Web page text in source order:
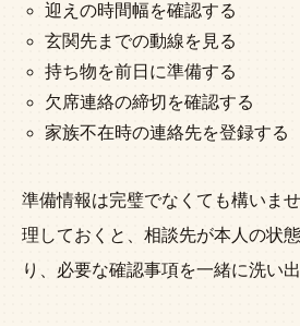
迎えの時間幅を確認する
玄関先までの動線を見る
持ち物を前日に準備する
欠席連絡の締切を確認する
家族不在時の連絡先を登録する
準備情報は完璧でなくても構いま
理しておくと、相談先が本人の状
り、必要な確認事項を一緒に洗い出